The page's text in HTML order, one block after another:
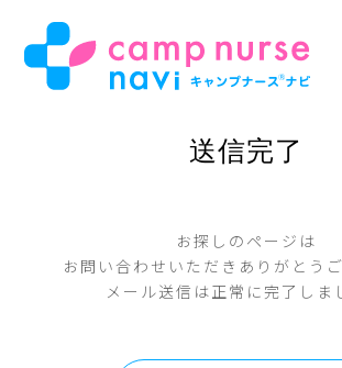
送信完了
お探しのページは
お問い合わせいただきありがとうご
メール送信は正常に完了しま